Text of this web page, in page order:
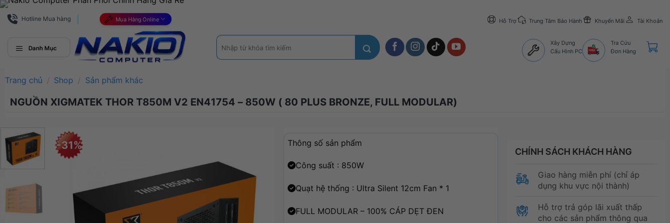
Bỏ
qua
Hotline Mua hàng Mua Hàng Online Hỗ Trợ Trung Tâm Bảo Hành Khuyến Mãi Tài Khoản
Danh Mục
Tìm
kiếm:
Xây Dựng
Cấu Hình PC
Tra Cứu
Đơn Hàng
Trang chủ / Shop / Sản phẩm khác
NGUỒN XIGMATEK THOR T850M V2 EN41754 – 850W ( 80 PLUS BRONZE, FULL MODULAR)
-31% Thông số sản phẩm
Công suất : 850W
Quạt hệ thống : Ultra Silent 12cm Fan * 1
FULL MODULAR – 100% CÁP DẸT ĐEN
CHÍNH SÁCH KHÁCH HÀNG
Giao hàng miễn phí (chỉ áp
dụng khu vực nội thành)
Hỗ trợ trả góp lãi xuất thấp
cho các sản phẩm thông qua